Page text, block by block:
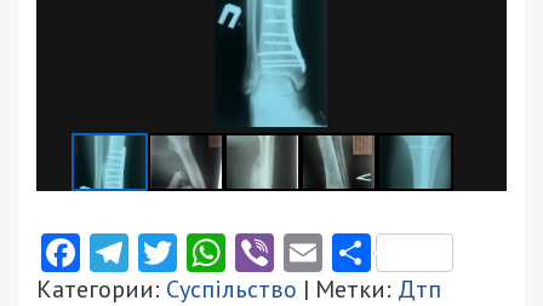
Facebook
Telegram
Twitter
WhatsApp
ViberEmail
Категории: Суспільство | Метки: Дтп